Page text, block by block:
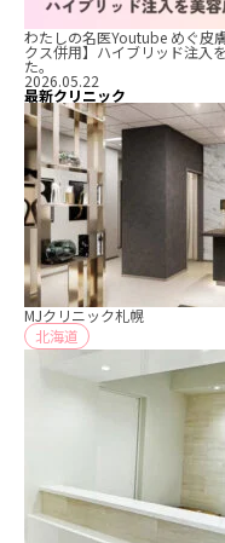
わたしの名医Youtube めぐ皮
クス併用】ハイブリッド注入
た。
2026.05.22
最新クリニック
MJクリニック札幌
北海道